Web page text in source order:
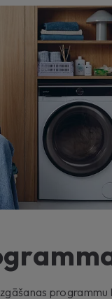
programmu